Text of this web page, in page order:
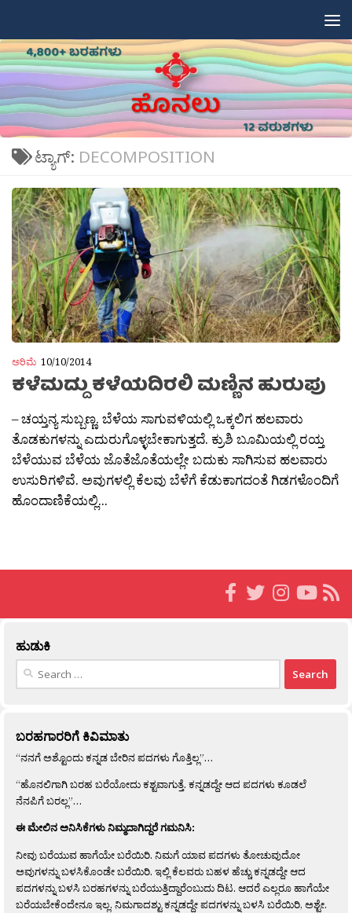
ಟ್ಯಾಗ್: DECOMPOSITION
ಅರಿಮೆ 10/10/2014
ಕಳೆಮದ್ದು ಕಳೆಯದಿರಲಿ ಮಣ್ಣಿನ ಹುರುಪು
– ಚಯ್ತನ್ಯ ಸುಬ್ಬಣ್ಣ. ಬೆಳೆಯ ಸಾಗುವಳಿಯಲ್ಲಿ ಒಕ್ಕಲಿಗ ಹಲವಾರು
ತೊಡಕುಗಳನ್ನು ಎದುರುಗೊಳ್ಳಬೇಕಾಗುತ್ತದೆ. ಕ್ರುಶಿ ಬೂಮಿಯಲ್ಲಿ ರಯ್ತ
ಬೆಳೆಯುವ ಬೆಳೆಯ ಜೊತೆಜೊತೆಯಲ್ಲೇ ಬದುಕು ಸಾಗಿಸುವ ಹಲವಾರು
ಉಸುರಿಗಳಿವೆ. ಅವುಗಳಲ್ಲಿ ಕೆಲವು ಬೆಳೆಗೆ ಕೆಡುಕಾಗದಂತೆ ಗಿಡಗಳೊಂದಿಗೆ
ಹೊಂದಾಣಿಕೆಯಲ್ಲಿ...
ಹುಡುಕಿ
Search
ಬರಹಗಾರರಿಗೆ ಕಿವಿಮಾತು
“ನನಗೆ ಅಶ್ಟೊಂದು ಕನ್ನಡ ಬೇರಿನ ಪದಗಳು ಗೊತ್ತಿಲ್ಲ”…
“ಹೊನಲಿಗಾಗಿ ಬರಹ ಬರೆಯೋದು ಕಶ್ಟವಾಗುತ್ತೆ. ಕನ್ನಡದ್ದೇ ಆದ ಪದಗಳು ಕೂಡಲೆ
ನೆನಪಿಗೆ ಬರಲ್ಲ”…
ಈ ಮೇಲಿನ ಅನಿಸಿಕೆಗಳು ನಿಮ್ಮದಾಗಿದ್ದರೆ ಗಮನಿಸಿ:
ನೀವು ಬರೆಯುವ ಹಾಗೆಯೇ ಬರೆಯಿರಿ. ನಿಮಗೆ ಯಾವ ಪದಗಳು ತೋಚುವುದೋ
ಅವುಗಳನ್ನು ಬಳಸಿಕೊಂಡೇ ಬರೆಯಿರಿ. ಇಲ್ಲಿ ಕೆಲವರು ಬಹಳ ಹೆಚ್ಚು ಕನ್ನಡದ್ದೇ ಆದ
ಪದಗಳನ್ನು ಬಳಸಿ ಬರಹಗಳನ್ನು ಬರೆಯುತ್ತಿದ್ದಾರೆಂಬುದು ದಿಟ. ಆದರೆ ಎಲ್ಲರೂ ಹಾಗೆಯೇ
ಬರೆಯಬೇಕೆಂದೇನೂ ಇಲ್ಲ. ನಿಮಗಾದಶ್ಟು ಕನ್ನಡದ್ದೇ ಪದಗಳನ್ನು ಬಳಸಿ ಬರೆಯಿರಿ, ಅಶ್ಟೇ.